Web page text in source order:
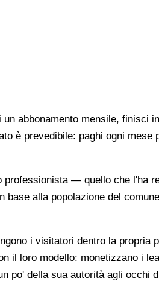
abbonamento mensile, finisci
è prevedibile: paghi ogni
— quello che l'ha
alla popolazione del
i visitatori dentro la
il loro modello: monetizzano i
po' della sua autorità agli occhi